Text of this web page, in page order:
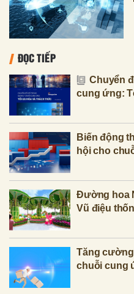
ĐỌC TIẾP
Chuyển
cung ứng:
Biến động
hội cho
Đường hoa
Vũ điệu
Tăng
chuỗi cung